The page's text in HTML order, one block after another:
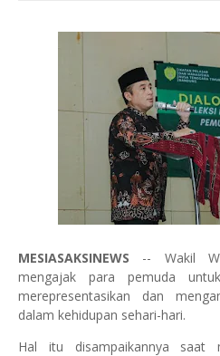
MESIASAKSINEWS -- Wakil
mengajak para pemuda
merepresentasikan dan
dalam kehidupan sehari-hari.
Hal itu disampaikannya saat